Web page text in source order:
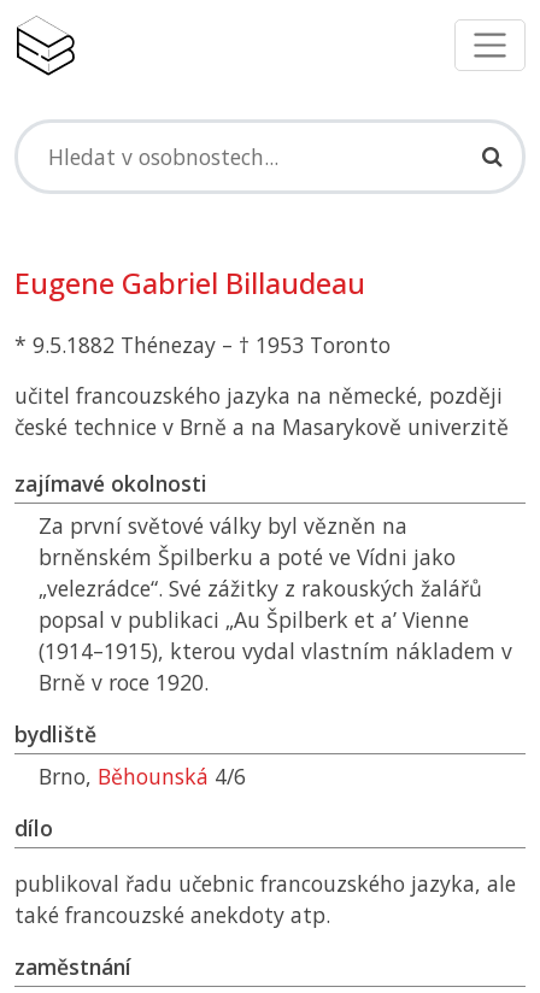
Eugene Gabriel Billaudeau
* 9.5.1882 Thénezay – † 1953 Toronto
učitel francouzského jazyka na německé, později
české technice v Brně a na Masarykově univerzitě
zajímavé okolnosti
Za první světové války byl vězněn na
brněnském Špilberku a poté ve Vídni jako
„velezrádce“. Své zážitky z rakouských žalářů
popsal v publikaci „Au Špilberk et a’ Vienne
(1914–1915), kterou vydal vlastním nákladem v
Brně v roce 1920.
bydliště
Brno, Běhounská 4/6
dílo
publikoval řadu učebnic francouzského jazyka, ale
také francouzské anekdoty atp.
zaměstnání